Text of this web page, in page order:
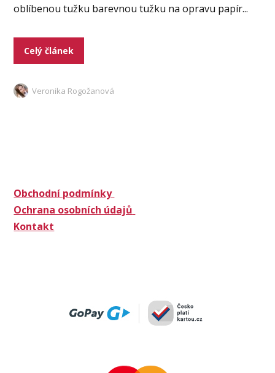
oblíbenou tužku barevnou tužku na opravu papír...
Celý článek
Veronika Rogožanová
Obchodní podmínky
Ochrana osobních údajů
Kontakt